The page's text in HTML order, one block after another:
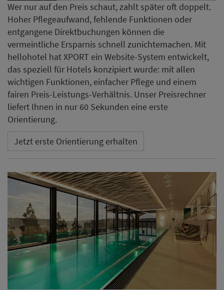
Wer nur auf den Preis schaut, zahlt später oft doppelt.
Hoher Pflegeaufwand, fehlende Funktionen oder
entgangene Direktbuchungen können die
vermeintliche Ersparnis schnell zunichtemachen. Mit
hellohotel hat XPORT ein Website-System entwickelt,
das speziell für Hotels konzipiert wurde: mit allen
wichtigen Funktionen, einfacher Pflege und einem
fairen Preis-Leistungs-Verhältnis. Unser Preisrechner
liefert Ihnen in nur 60 Sekunden eine erste
Orientierung.
Jetzt erste Orientierung erhalten